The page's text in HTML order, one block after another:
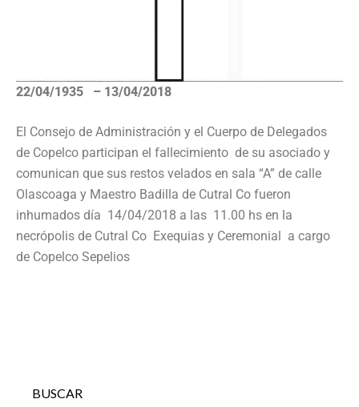
22/04/1935 – 13/04/2018
El Consejo de Administración y el Cuerpo de Delegados
de Copelco participan el fallecimiento de su asociado y
comunican que sus restos velados en sala “A” de calle
Olascoaga y Maestro Badilla de Cutral Co fueron
inhumados día 14/04/2018 a las 11.00 hs en la
necrópolis de Cutral Co Exequias y Ceremonial a cargo
de Copelco Sepelios
BUSCAR